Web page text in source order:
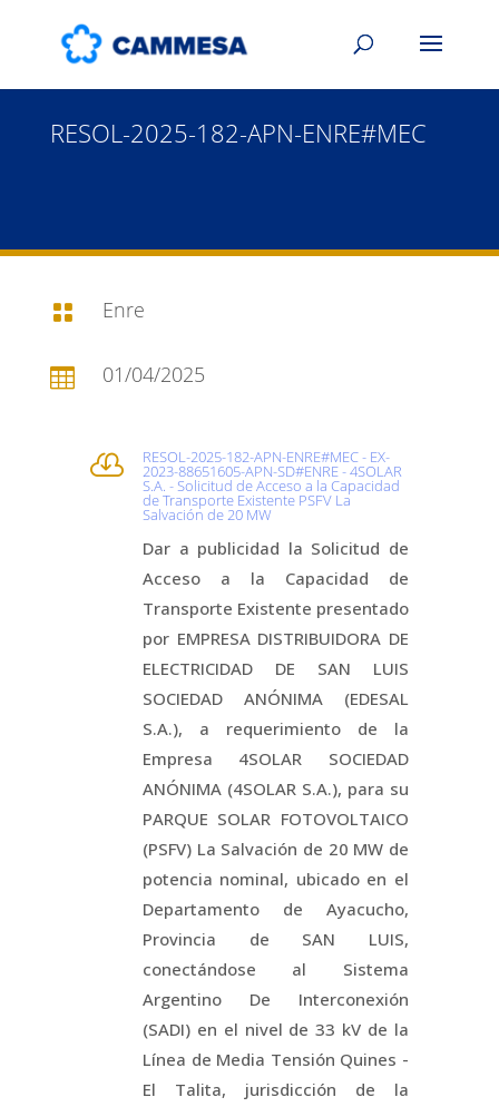
RESOL-2025-182-APN-ENRE#MEC
 Enre
 01/04/2025
 RESOL-2025-182-APN-ENRE#MEC - EX-
2023-88651605-APN-SD#ENRE - 4SOLAR
S.A. - Solicitud de Acceso a la Capacidad
de Transporte Existente PSFV La
Salvación de 20 MW
Dar a publicidad la Solicitud de
Acceso a la Capacidad de
Transporte Existente presentado
por EMPRESA DISTRIBUIDORA DE
ELECTRICIDAD DE SAN LUIS
SOCIEDAD ANÓNIMA (EDESAL
S.A.), a requerimiento de la
Empresa 4SOLAR SOCIEDAD
ANÓNIMA (4SOLAR S.A.), para su
PARQUE SOLAR FOTOVOLTAICO
(PSFV) La Salvación de 20 MW de
potencia nominal, ubicado en el
Departamento de Ayacucho,
Provincia de SAN LUIS,
conectándose al Sistema
Argentino De Interconexión
(SADI) en el nivel de 33 kV de la
Línea de Media Tensión Quines -
El Talita, jurisdicción de la